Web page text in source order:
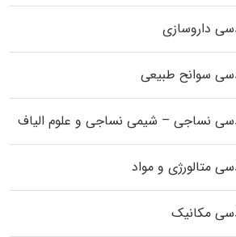
داروسازی
سوانح طبیعی
نساجی – شیمی نساجی و علوم الیاف
متالورژی و مواد
مکانیک